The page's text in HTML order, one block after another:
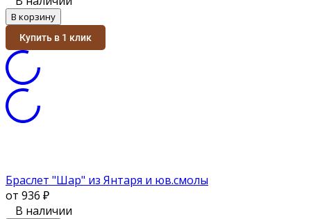
В корзину
Купить в 1 клик
Браслет "Шар" из Янтаря и юв.смолы
от 936 ₽
В наличии